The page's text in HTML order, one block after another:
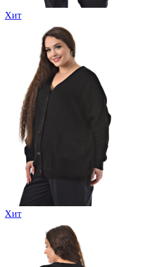
Хит
Хит